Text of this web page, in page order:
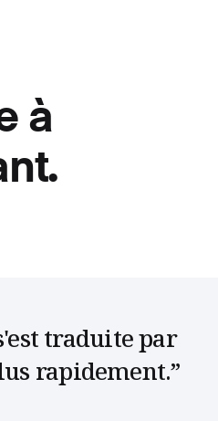
à
traduite par
rapidement.”